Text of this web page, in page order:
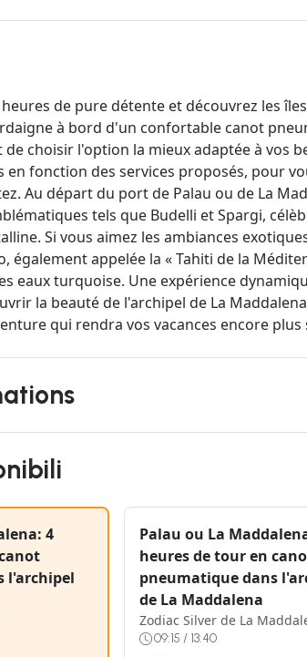
de pure détente et découvrez les
à bord d'un confortable canot
de choisir l'option la mieux adaptée à vos
fonction des services proposés, pour
Au départ du port de Palau ou de La
tels que Budelli et Spargi,
Si vous aimez les ambiances
également appelée la « Tahiti de la
eaux turquoise. Une expérience
la beauté de l'archipel de La
qui rendra vos vacances encore plus
4
l'archipel
Palau ou La
heures de tour en
pneumatique dans
de La Maddalena
Zodiac Silver de La
09:15 / 13:40